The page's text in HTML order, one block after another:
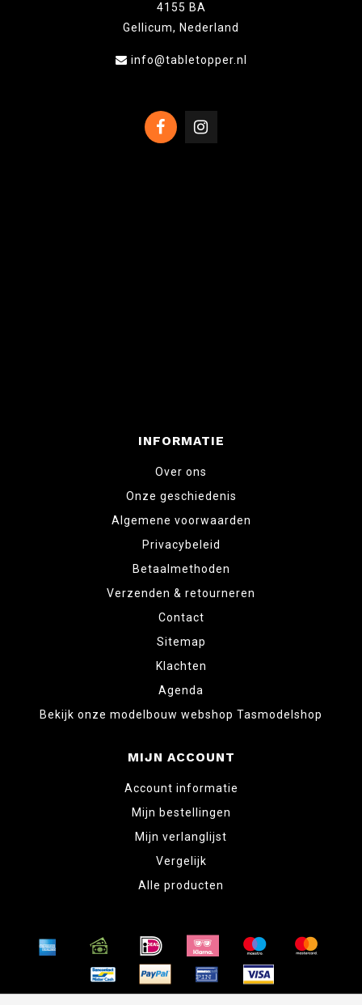
4155 BA
Gellicum, Nederland
info@tabletopper.nl
INFORMATIE
Over ons
Onze geschiedenis
Algemene voorwaarden
Privacybeleid
Betaalmethoden
Verzenden & retourneren
Contact
Sitemap
Klachten
Agenda
Bekijk onze modelbouw webshop Tasmodelshop
MIJN ACCOUNT
Account informatie
Mijn bestellingen
Mijn verlanglijst
Vergelijk
Alle producten